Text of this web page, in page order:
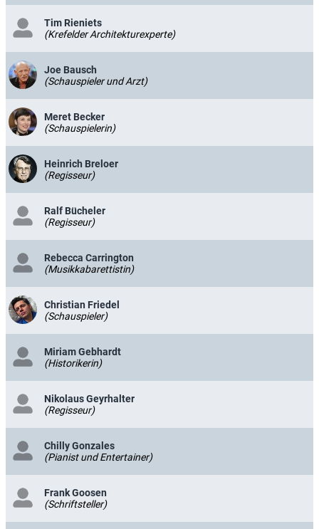
Tim Rieniets
(Krefelder Architekturexperte)
Joe Bausch
(Schauspieler und Arzt)
Meret Becker
(Schauspielerin)
Heinrich Breloer
(Regisseur)
Ralf Bücheler
(Regisseur)
Rebecca Carrington
(Musikkabarettistin)
Christian Friedel
(Schauspieler)
Miriam Gebhardt
(Historikerin)
Nikolaus Geyrhalter
(Regisseur)
Chilly Gonzales
(Pianist und Entertainer)
Frank Goosen
(Schriftsteller)